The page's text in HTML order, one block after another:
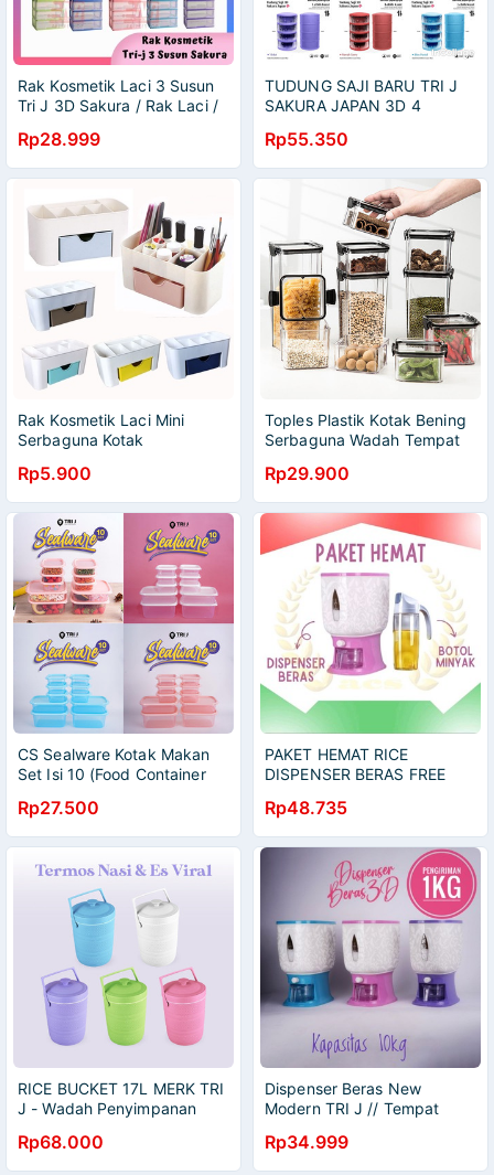
Rak Kosmetik Laci 3 Susun
Tri J 3D Sakura / Rak Laci /
3
Rp28.999
TUDUNG SAJI BARU TRI J
SAKURA JAPAN 3D 4
Rp55.350
Rak Kosmetik Laci Mini
Serbaguna Kotak
Rp5.900
Toples Plastik Kotak Bening
Serbaguna Wadah Tempat
Kontainer Snack Cereal
Kedap Udara Food Storage
Jar Container
Rp29.900
CS Sealware Kotak Makan
Set Isi 10 (Food Container
Full Colour BPA FREE Original
Rp27.500
PAKET HEMAT RICE
DISPENSER BERAS FREE
Rp48.735
RICE BUCKET 17L MERK TRI
J - Wadah Penyimpanan
warna random
Rp68.000
Dispenser Beras New
Modern TRI J // Tempat
Otomatis Anti Hama Tidak
Lembab Free Cangkir Food
Rp34.999